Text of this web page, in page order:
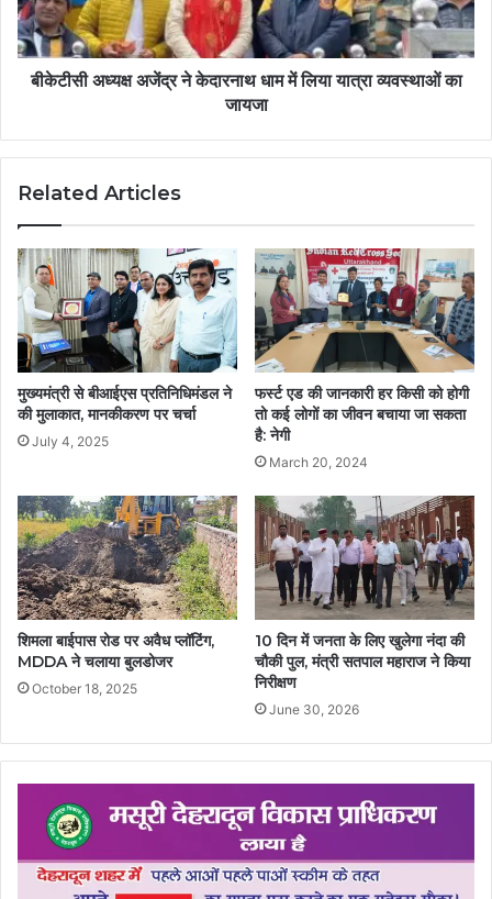
बीकेटीसी अध्यक्ष अजेंद्र ने केदारनाथ धाम में लिया यात्रा व्यवस्थाओं का
जायजा
Related Articles
मुख्यमंत्री से बीआईएस प्रतिनिधिमंडल ने
की मुलाकात, मानकीकरण पर चर्चा
July 4, 2025
फर्स्ट एड की जानकारी हर किसी को होगी
तो कई लोगों का जीवन बचाया जा सकता
है: नेगी
March 20, 2024
शिमला बाईपास रोड पर अवैध प्लॉटिंग,
MDDA ने चलाया बुलडोजर
October 18, 2025
10 दिन में जनता के लिए खुलेगा नंदा की
चौकी पुल, मंत्री सतपाल महाराज ने किया
निरीक्षण
June 30, 2026